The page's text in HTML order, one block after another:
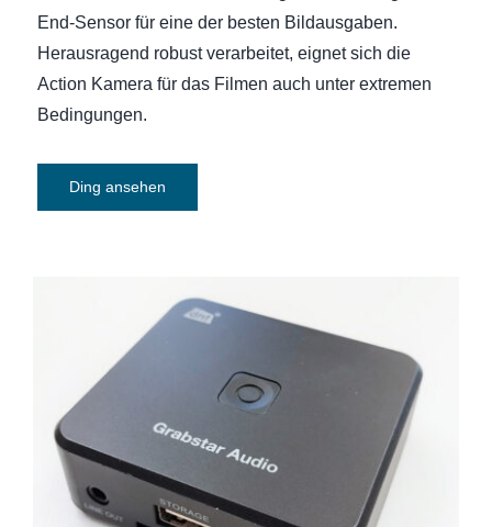
End-Sensor für eine der besten Bildausgaben.
Herausragend robust verarbeitet, eignet sich die
Action Kamera für das Filmen auch unter extremen
Bedingungen.
Ding ansehen
Audio-Digitalisierer dnt Grabstar Audio